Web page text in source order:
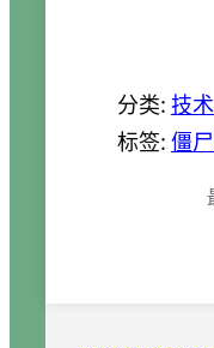
分类:技术
标签:僵